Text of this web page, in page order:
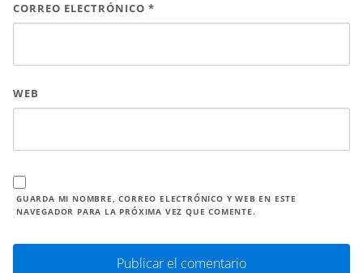
CORREO ELECTRÓNICO *
WEB
GUARDA MI NOMBRE, CORREO ELECTRÓNICO Y WEB EN ESTE
NAVEGADOR PARA LA PRÓXIMA VEZ QUE COMENTE.